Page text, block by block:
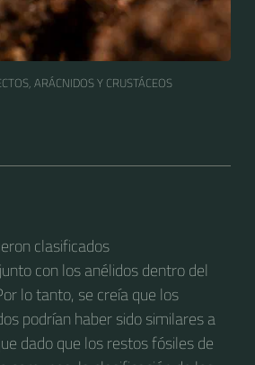
ARÁCNIDOS Y CRUSTÁCEOS
clasificados
con los anélidos dentro del
lo tanto, se creía que los
podrían haber sido similares a
dado que los restos fósiles de